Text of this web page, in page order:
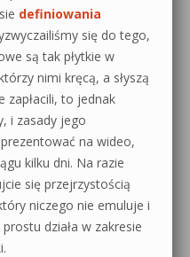
definiowania
się do tego,
są tak płytkie w
nimi kręcą, a słyszą
zapłacili, to jednak
i zasady jego
na wideo,
kilku dni. Na razie
się przejrzystością
niczego nie emuluje i
działa w zakresie